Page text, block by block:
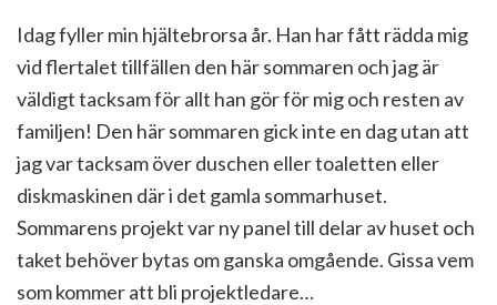
Idag fyller min hjältebrorsa år. Han har fått rädda mig
vid flertalet tillfällen den här sommaren och jag är
väldigt tacksam för allt han gör för mig och resten av
familjen! Den här sommaren gick inte en dag utan att
jag var tacksam över duschen eller toaletten eller
diskmaskinen där i det gamla sommarhuset.
Sommarens projekt var ny panel till delar av huset och
taket behöver bytas om ganska omgående. Gissa vem
som kommer att bli projektledare…